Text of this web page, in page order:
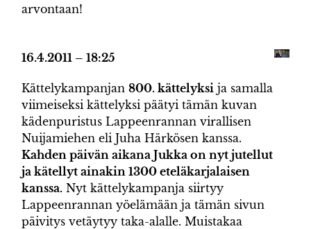
arvontaan!
16.4.2011 – 18:25
Kättelykampanjan 800. kättelyksi ja samalla
viimeiseksi kättelyksi päätyi tämän kuvan
kädenpuristus Lappeenrannan virallisen
Nuijamiehen eli Juha Härkösen kanssa.
Kahden päivän aikana Jukka on nyt jutellut
ja kätellyt ainakin 1300 eteläkarjalaisen
kanssa. Nyt kättelykampanja siirtyy
Lappeenrannan yöelämään ja tämän sivun
päivitys vetäytyy taka-alalle. Muistakaa